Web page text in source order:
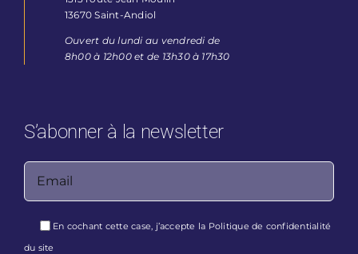
13670 Saint-Andiol
Ouvert du lundi au vendredi de
8h00 à 12h00 et de 13h30 à 17h30
S’abonner à la newsletter
En cochant cette case, j’accepte la Politique de confidentialité
du site